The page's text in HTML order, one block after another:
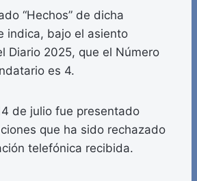
“Hechos” de dicha
indica, bajo el asiento
Diario 2025, que el Número
es 4.
de julio fue presentado
que ha sido rechazado
telefónica recibida.